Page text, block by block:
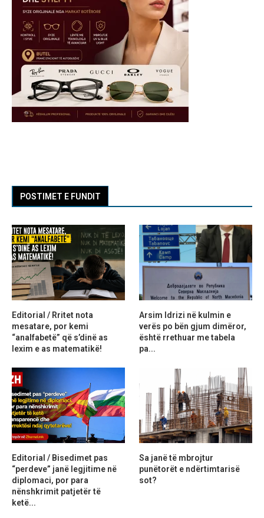
POSTIMET E FUNDIT
Editorial / Rritet nota
mesatare, por kemi
“analfabetë” që s’dinë as
lexim e as matematikë!
Arsim Idrizi në kulmin e
verës po bën gjum dimëror,
është rrethuar me tabela
pa...
Editorial / Bisedimet pas
“perdeve” janë legjitime në
diplomaci, por para
nënshkrimit patjetër të
ketë...
Sa janë të mbrojtur
punëtorët e ndërtimtarisë
sot?